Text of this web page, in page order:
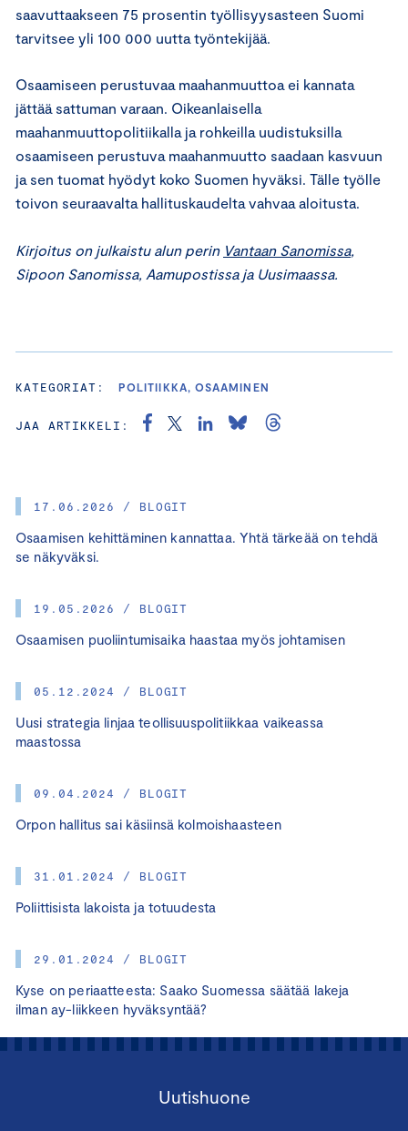
17.06.2026 / BLOGIT
Osaamisen kehittäminen kannattaa. Yhtä tärkeää on tehdä
se näkyväksi.
19.05.2026 / BLOGIT
Osaamisen puoliintumisaika haastaa myös johtamisen
05.12.2024 / BLOGIT
Uusi strategia linjaa teollisuuspolitiikkaa vaikeassa
maastossa
09.04.2024 / BLOGIT
Orpon hallitus sai käsiinsä kolmoishaasteen
31.01.2024 / BLOGIT
Poliittisista lakoista ja totuudesta
29.01.2024 / BLOGIT
Kyse on periaatteesta: Saako Suomessa säätää lakeja
ilman ay-liikkeen hyväksyntää?
saavuttaakseen 75 prosentin työllisyysasteen Suomi
tarvitsee yli 100 000 uutta työntekijää.
Osaamiseen perustuvaa maahanmuuttoa ei kannata
jättää sattuman varaan. Oikeanlaisella
maahanmuuttopolitiikalla ja rohkeilla uudistuksilla
osaamiseen perustuva maahanmuutto saadaan kasvuun
ja sen tuomat hyödyt koko Suomen hyväksi. Tälle työlle
toivon seuraavalta hallituskaudelta vahvaa aloitusta.
Kirjoitus on julkaistu alun perin Vantaan Sanomissa,
Sipoon Sanomissa, Aamupostissa ja Uusimaassa.
KATEGORIAT: POLITIIKKA, OSAAMINEN
JAA ARTIKKELI:
Uutishuone